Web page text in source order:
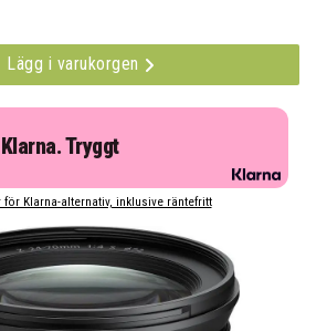
Lägg i varukorgen
Tryggt
för Klarna-alternativ, inklusive räntefritt